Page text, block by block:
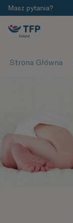
Masz pytania?
Strona Główna